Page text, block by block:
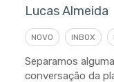
Lucas Almeida
NOVO INBOX
Separamos
conversação da